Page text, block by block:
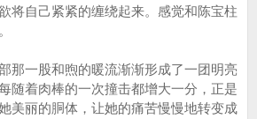
将自己紧紧的缠绕起来。感觉和陈宝柱
一股和煦的暖流渐渐形成了一团明亮
随着肉棒的一次撞击都增大一分，正是
美丽的胴体，让她的痛苦慢慢地转变成